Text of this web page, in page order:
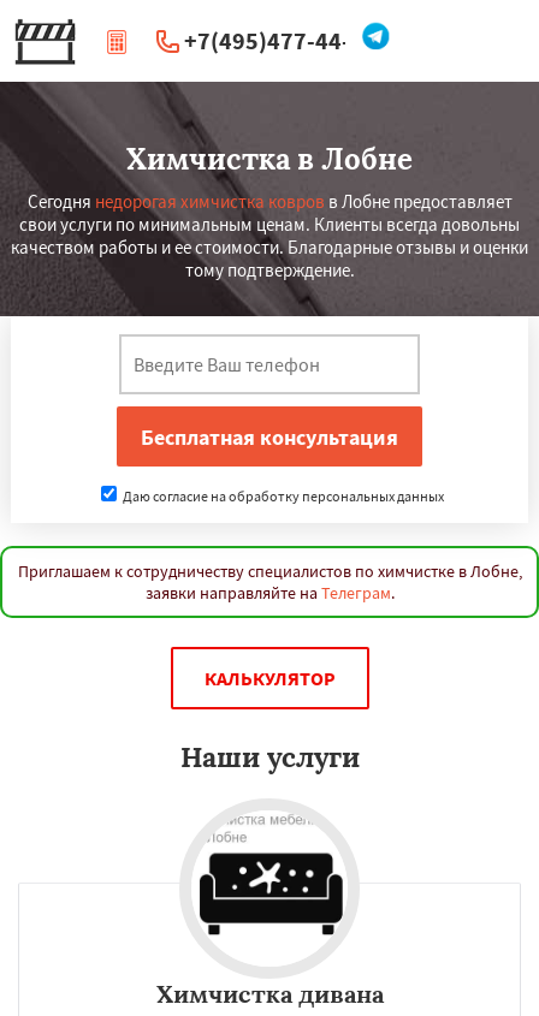
+7(495)477-44-66
| Перезвоните мне
Химчистка в Лобне
Сегодня недорогая химчистка ковров в Лобне предоставляет
свои услуги по минимальным ценам. Клиенты всегда довольны
качеством работы и ее стоимости. Благодарные отзывы и оценки
тому подтверждение.
Даю согласие на обработку персональных данных
Приглашаем к сотрудничеству специалистов по химчистке в Лобне,
заявки направляйте на Телеграм.
КАЛЬКУЛЯТОР
Наши услуги
Химчистка дивана